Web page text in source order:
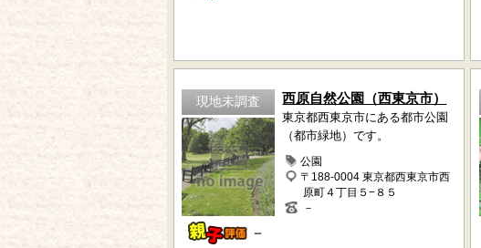
現地未調査
－
西原自然公園（西東京市）
東京都西東京市にある都市公園
（都市緑地）です。
公園
〒188-0004 東京都西東京市西
原町４丁目５−８５
－